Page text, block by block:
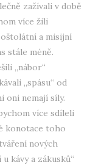
zažívali v době
více žili
a misijní
stále méně.
„nábor“
„spásu“ od
oni nemají síly.
více sdíleli
konotace toho
nových
kávy a zákusků“